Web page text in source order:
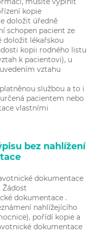
kopie
doložit úředně
schopen pacient ze
doložit lékařskou
kopii rodného listu
k pacientovi), u
vztahu
službou a to i
pacientem nebo
vlastními
bez nahlížení
dokumentace
Žádost
dokumentace .
nahlížejícího
pořídí kopie a
dokumentace